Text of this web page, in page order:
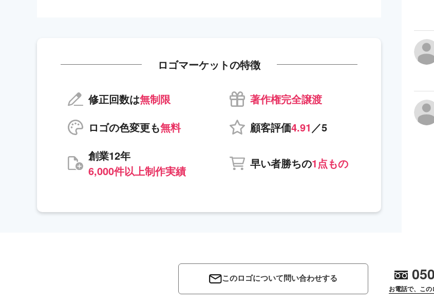
ロゴマーケットの特徴
修正回数は無制限
著作権完全譲渡
ロゴの色変更も無料 顧客評価4.91 ／5
創業12年
6,000件以上制作実績
早い者勝ちの1点もの
このロゴについて問い合わせする
お電話で、こ